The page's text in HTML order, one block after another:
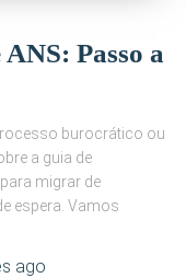
Passo a
burocrático ou
a guia de
migrar de
espera. Vamos
ago